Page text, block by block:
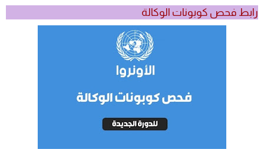
رابط فحص كوبونات الوكالة